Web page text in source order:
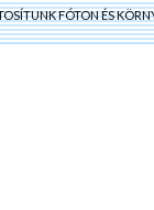
FÓTON ÉS